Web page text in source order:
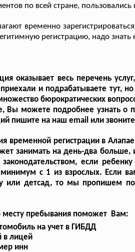
по всей стране,
временно
регистрацию, надо
оказывает весь перечень
и подрабатываете тут,
бюрократических
Вы можете подробнее узнать о
пишите на наш email или
временной регистрации в
занимать на день-два
законодательством, если
с 1 из взрослых. Если
или детсад, то мы пропишем по
месту пребывания поможет Вам:
на учет в ГИБДД
в лицей
инн